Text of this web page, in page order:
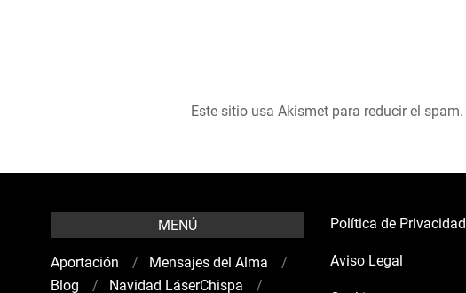
Este sitio usa Akismet para reducir el spam.
MENÚ
Aportación
Mensajes del Alma
Blog
Navidad LáserChispa
Política de Privacidad
Aviso Legal